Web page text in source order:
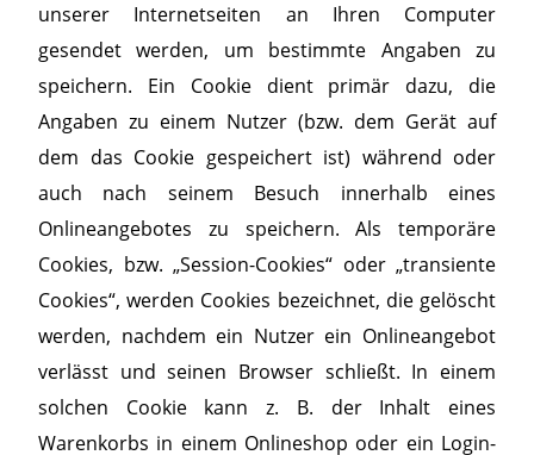
unserer Internetseiten an Ihren Computer
gesendet werden, um bestimmte Angaben zu
speichern. Ein Cookie dient primär dazu, die
Angaben zu einem Nutzer (bzw. dem Gerät auf
dem das Cookie gespeichert ist) während oder
auch nach seinem Besuch innerhalb eines
Onlineangebotes zu speichern. Als temporäre
Cookies, bzw. „Session-Cookies“ oder „transiente
Cookies“, werden Cookies bezeichnet, die gelöscht
werden, nachdem ein Nutzer ein Onlineangebot
verlässt und seinen Browser schließt. In einem
solchen Cookie kann z. B. der Inhalt eines
Warenkorbs in einem Onlineshop oder ein Login-